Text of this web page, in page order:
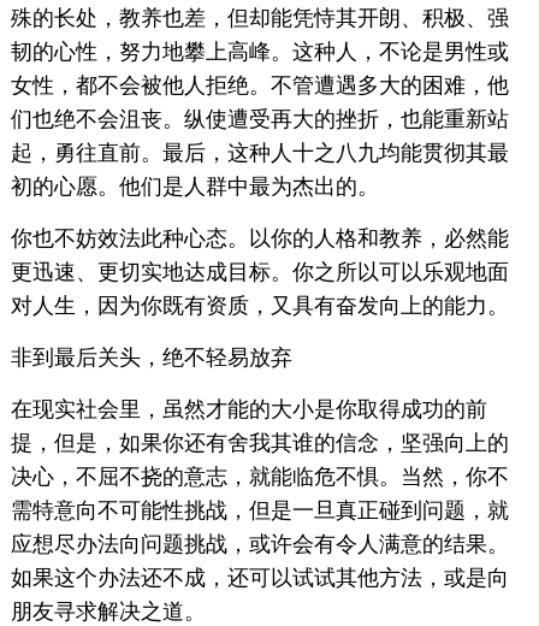
殊的长处，教养也差，但却能凭恃其开朗、积极、强
韧的心性，努力地攀上高峰。这种人，不论是男性或
女性，都不会被他人拒绝。不管遭遇多大的困难，他
们也绝不会沮丧。纵使遭受再大的挫折，也能重新站
起，勇往直前。最后，这种人十之八九均能贯彻其最
初的心愿。他们是人群中最为杰出的。
你也不妨效法此种心态。以你的人格和教养，必然能
更迅速、更切实地达成目标。你之所以可以乐观地面
对人生，因为你既有资质，又具有奋发向上的能力。
非到最后关头，绝不轻易放弃
在现实社会里，虽然才能的大小是你取得成功的前
提，但是，如果你还有舍我其谁的信念，坚强向上的
决心，不屈不挠的意志，就能临危不惧。当然，你不
需特意向不可能性挑战，但是一旦真正碰到问题，就
应想尽办法向问题挑战，或许会有令人满意的结果。
如果这个办法还不成，还可以试试其他方法，或是向
朋友寻求解决之道。